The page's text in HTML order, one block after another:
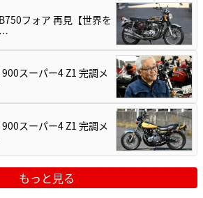
フォア 再見【世界を
スーパー4 Z1 完調メ
スーパー4 Z1 完調メ
もっと見る